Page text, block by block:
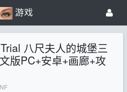
游戏
八尺夫人的城堡三
版PC+安卓+画廊+攻